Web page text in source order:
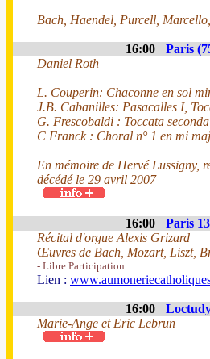
Bach, Haendel, Purcell,
16:00 Paris
Daniel Roth
L. Couperin: Chaconne en sol
J.B. Cabanilles: Pasacalles I,
G. Frescobaldi : Toccata seconda
C Franck : Choral n° 1 en mi
En mémoire de Hervé Lussigny,
décédé le 29 avril 2007
16:00 Paris
Récital d'orgue Alexis Grizard
Œuvres de Bach, Mozart, Liszt,
- Libre Participation
Lien :
16:00
Marie-Ange et Eric Lebrun